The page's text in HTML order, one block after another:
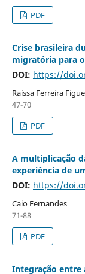
PDF
Crise brasileira
migratória para
DOI: https://
Raíssa Ferreira
47-70
PDF
A multiplicação
experiência de
DOI: https://
Caio Fernandes
71-88
PDF
Integração entre